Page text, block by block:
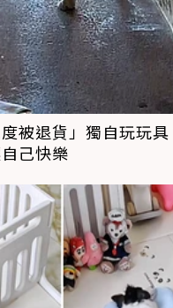
被退貨」獨自玩玩
己快樂